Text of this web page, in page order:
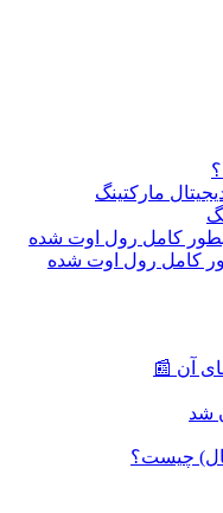
کامل رول اوت شده
آن 📰
چیست؟